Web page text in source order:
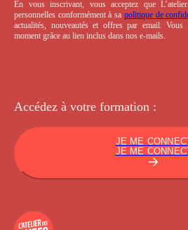
En vous inscrivant, vous acceptez que
personnelles conformément à sa politique de
actualités, nouveautés et offres par email.
moment grâce au lien inclus dans nos e-mails.
Accédez à votre formation :
JE ME
JE ME